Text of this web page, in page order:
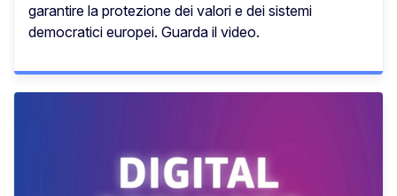
garantire la protezione dei valori e dei sistemi
democratici europei. Guarda il video.